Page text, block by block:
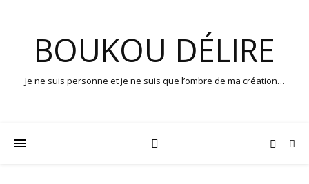
BOUKOU DÉLIRE
Je ne suis personne et je ne suis que l’ombre de ma création…